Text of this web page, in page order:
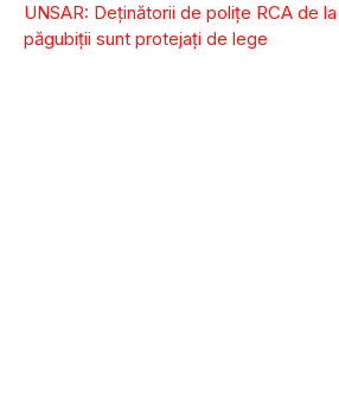
UNSAR: Deţinătorii de poliţe RCA de
păgubiţii sunt protejaţi de lege